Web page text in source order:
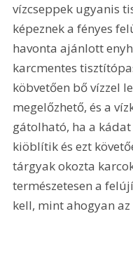
vízcseppek ugyanis
képeznek a fényes
havonta ajánlott
karcmentes
köbvetően bő vízzel
megelőzhető, és a
gátolható, ha a
kiöblítik és ezt
tárgyak okozta
természetesen a
kell, mint ahogyan